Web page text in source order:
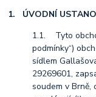
1. ÚVODNÍ
1.1. Tyto
podmínky“)
sídlem
29269601,
soudem v Brně,